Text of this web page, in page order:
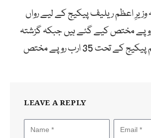
وزیرِ اعظم ریلیف پیکیج کے لیے رواں
55 ارب روپے مختص کیے گئے ہیں جبکہ گزشتہ
مالی سال وزیرِ اعظم پیکیج کے تحت 35 ارب روپے مختص
LEAVE A REPLY